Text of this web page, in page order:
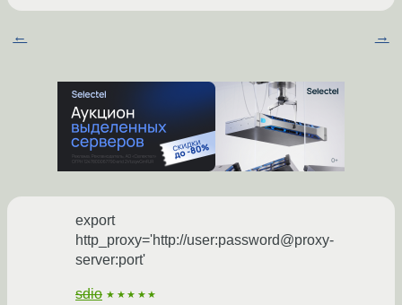
← →
export
http_proxy='http://user:password@proxy-
server:port'
sdio ★★★★★